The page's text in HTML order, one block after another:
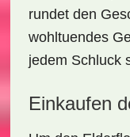
rundet den
wohltuendes
jedem Schluck
Einkaufen